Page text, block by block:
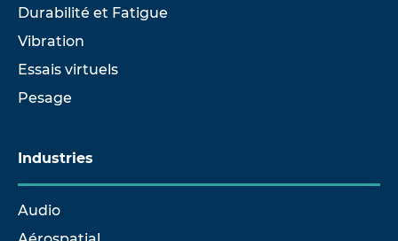
Durabilité et Fatigue
Vibration
Essais virtuels
Pesage
Industries
Audio